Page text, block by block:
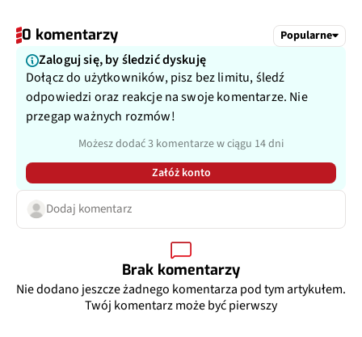
0 komentarzy Popularne
Zaloguj się, by śledzić dyskuję
Dołącz do użytkowników, pisz bez limitu, śledź
odpowiedzi oraz reakcje na swoje komentarze. Nie
przegap ważnych rozmów!
Możesz dodać 3 komentarze w ciągu 14 dni
Załóż konto
Dodaj komentarz
Brak komentarzy
Nie dodano jeszcze żadnego komentarza pod tym artykułem.
Twój komentarz może być pierwszy